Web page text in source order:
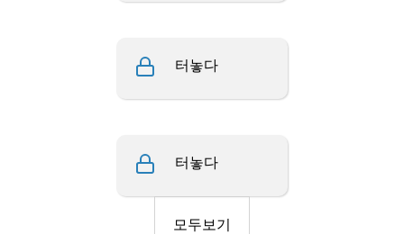
터놓다
터놓다
모두보기